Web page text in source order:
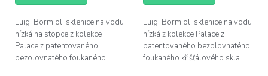
Luigi Bormioli sklenice na vodu
nízká na stopce z kolekce
Palace z patentovaného
bezolovnatého foukaného
křišťálového skla Son.hyx se
Luigi Bormioli sklenice na vodu
nízká z kolekce Palace z
patentovaného bezolovnatého
foukaného křišťálového skla
Son.hyx se výšenou odolností